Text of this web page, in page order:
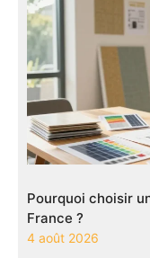
Pourquoi choisir
France ?
4 août 2026